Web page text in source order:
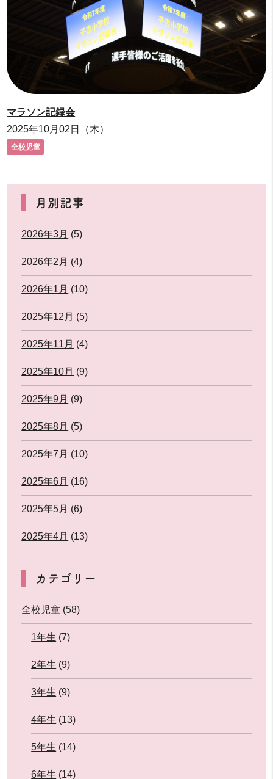
マラソン記録会
2025年10月02日（木）
全校児童
月別記事
2026年3月 (5)
2026年2月 (4)
2026年1月 (10)
2025年12月 (5)
2025年11月 (4)
2025年10月 (9)
2025年9月 (9)
2025年8月 (5)
2025年7月 (10)
2025年6月 (16)
2025年5月 (6)
2025年4月 (13)
カテゴリー
全校児童 (58)
1年生 (7)
2年生 (9)
3年生 (9)
4年生 (13)
5年生 (14)
6年生 (14)